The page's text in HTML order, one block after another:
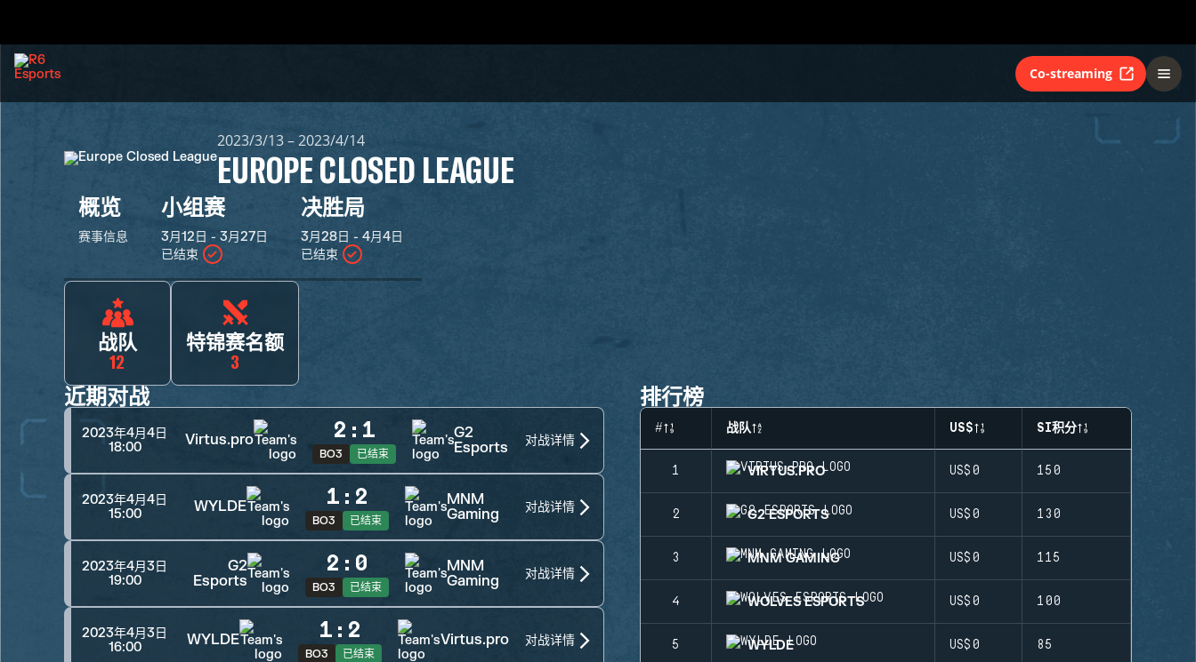
Co-streaming
2023/3/13 – 2023/4/14
EUROPE CLOSED LEAGUE
概览
赛事信息
小组赛
3月12日 - 3月27日
已结束
决胜局
3月28日 - 4月4日
已结束
战队
12
特锦赛名额
3
近期对战
2023年4月4日
18:00
Virtus.pro 2 : 1
BO3 已结束
G2
Esports
对战详情
2023年4月4日
15:00
WYLDE 1 : 2
BO3 已结束
MNM
Gaming
对战详情
2023年4月3日
19:00
G2
Esports
2 : 0
BO3 已结束
MNM
Gaming
对战详情
2023年4月3日
16:00
WYLDE 1 : 2
BO3 已结束
Virtus.pro 对战详情
排行榜
# 战队 US$ SI积分
1 VIRTUS.PRO US$0 150
2 G2 ESPORTS US$0 130
3 MNM GAMING US$0 115
4 WOLVES ESPORTS US$0 100
5 WYLDE US$0 85